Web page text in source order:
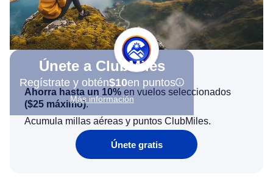
Únete a ClubMiles
Regístrate y obtén$10en puntos
Más información
Ahorra hasta un 10% en vuelos seleccionados
($25 máximo).
Acumula millas aéreas y puntos ClubMiles.
Únete gratis